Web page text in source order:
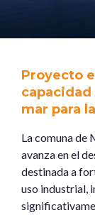
Proyecto
mar para
La comuna de
avanza en el
destinada a
uso industrial,